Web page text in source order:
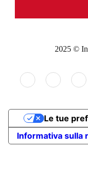
2025 ©
Informativa sulla
Le tue